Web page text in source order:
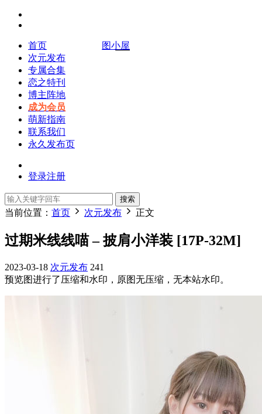
图小屋
首页
次元发布
专属合集
恋之特刊
博主阵地
成为会员
萌新指南
联系我们
永久发布页
登录注册
搜索
当前位置： 首页 次元发布 正文
过期米线线喵 – 披肩小洋装 [17P-32M]
2023-03-18 次元发布 241
预览图进行了压缩和水印，原图无压缩，无本站水印。